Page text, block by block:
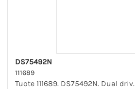
DS75492N
111689
Tuote 111689. DS75492N. Dual driv.